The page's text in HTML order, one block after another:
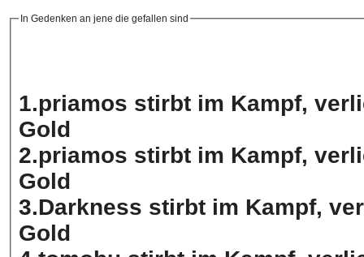
In Gedenken an jene die gefallen sind
1.priamos stirbt im Kampf,
Gold
2.priamos stirbt im Kampf,
Gold
3.Darkness stirbt im Kampf,
Gold